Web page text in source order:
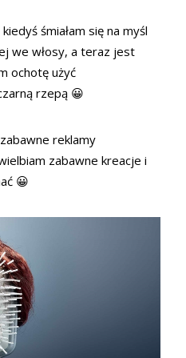
śmiałam się na myśl
we włosy, a teraz jest
ochotę użyć
rzepą 😀
reklamy
zabawne kreacje i
😀